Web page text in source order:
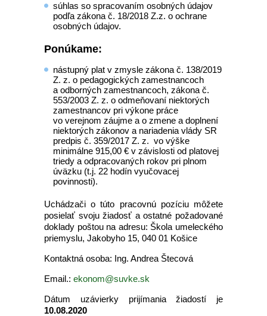
súhlas so spracovaním osobných údajov
podľa zákona č. 18/2018 Z.z. o ochrane
osobných údajov.
Ponúkame:
nástupný plat v zmysle zákona č. 138/2019
Z. z. o pedagogických zamestnancoch
a odborných zamestnancoch, zákona č.
553/2003 Z. z. o odmeňovaní niektorých
zamestnancov pri výkone práce
vo verejnom záujme a o zmene a doplnení
niektorých zákonov a nariadenia vlády SR
predpis č. 359/2017 Z. z. vo výške
minimálne 915,00 € v závislosti od platovej
triedy a odpracovaných rokov pri plnom
úväzku (t.j. 22 hodín vyučovacej
povinnosti).
Uchádzači o túto pracovnú pozíciu môžete
posielať svoju žiadosť a ostatné požadované
doklady poštou na adresu: Škola umeleckého
priemyslu, Jakobyho 15, 040 01 Košice
Kontaktná osoba: Ing. Andrea Štecová
Email.: ekonom@suvke.sk
Dátum uzávierky prijímania žiadostí je
10.08.2020